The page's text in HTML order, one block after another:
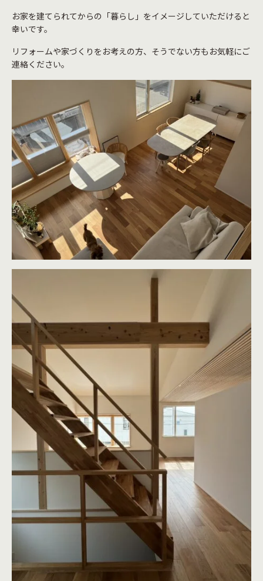
お家を建てられてからの「暮らし」をイメージしていただけると
幸いです。
リフォームや家づくりをお考えの方、そうでない方もお気軽にご
連絡ください。